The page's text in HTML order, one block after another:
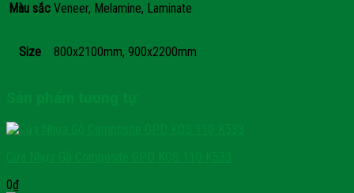
Màu sắc Veneer, Melamine, Laminate
Size 800x2100mm, 900x2200mm
0₫